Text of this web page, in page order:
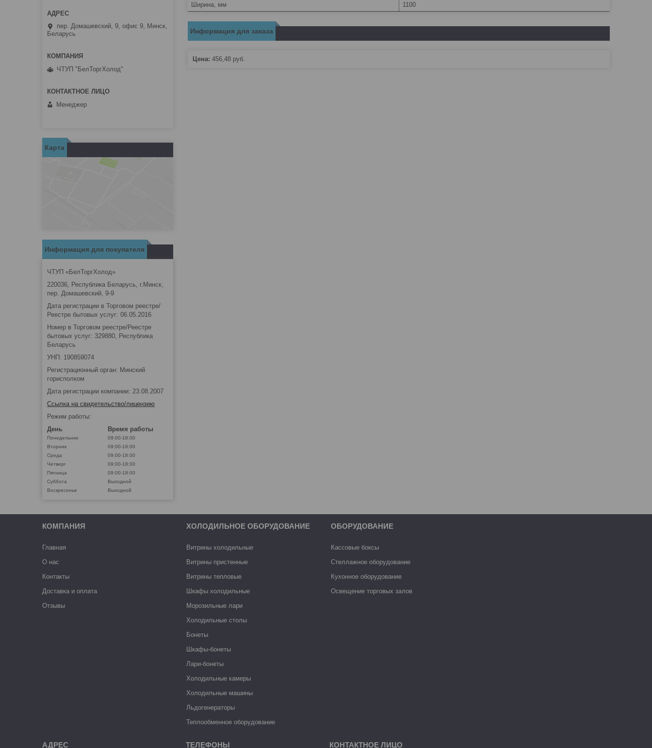
Ширина, мм
1100
Информация для заказа
Цена: 456,48 руб.
пер. Домашевский, 9, офис 9, Минск,
Беларусь
ЧТУП "БелТоргХолод"
Менеджер
Карта
Информация для покупателя
ЧТУП «БелТоргХолод»
220036, Республика Беларусь, г.Минск,
пер. Домашевский, 9-9
Дата регистрации в Торговом реестре/
Реестре бытовых услуг: 06.05.2016
Номер в Торговом реестре/Реестре
бытовых услуг: 329880, Республика
Беларусь
УНП: 190859074
Регистрационный орган: Минский
горисполком
Дата регистрации компании: 23.08.2007
Ссылка на свидетельство/лицензию
Режим работы:
День
Время работы
Понедельник
09:00-18:00
Вторник
09:00-18:00
Среда
09:00-18:00
Четверг
09:00-18:00
Пятница
09:00-18:00
Суббота
Выходной
Воскресенье
Выходной
КОМПАНИЯ
Главная
О нас
Контакты
Доставка и оплата
Отзывы
ХОЛОДИЛЬНОЕ ОБОРУДОВАНИЕ
Витрины холодильные
Витрины пристенные
Витрины тепловые
Шкафы холодильные
Морозильные лари
Холодильные столы
Бонеты
Шкафы-бонеты
Лари-бонеты
Холодильные камеры
Холодильные машины
Льдогенераторы
Теплообменное оборудование
ОБОРУДОВАНИЕ
Кассовые боксы
Стеллажное оборудование
Кухонное оборудование
Освещение торговых залов